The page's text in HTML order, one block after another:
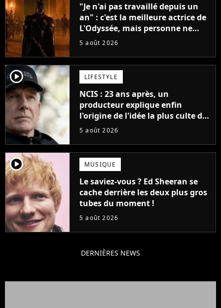
"Je n'ai pas travaillé depuis un
an" : c'est la meilleure actrice de
L'Odyssée, mais personne ne
veut lui donner de rôle au
5 août 2026
player2 LIFESTYLE
NCIS : 23 ans après, un
producteur explique enfin
l'origine de l'idée la plus culte de
la série (et on ne parle pas du
5 août 2026
player2 MUSIQUE
Le saviez-vous ? Ed Sheeran se
cache derrière les deux plus gros
tubes du moment !
5 août 2026
DERNIÈRES NEWS